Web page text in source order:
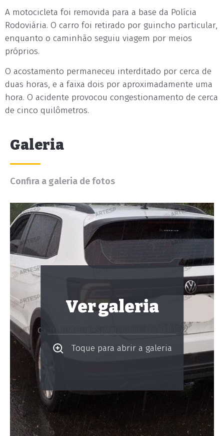
A motocicleta foi removida para a base da Polícia
Rodoviária. O carro foi retirado por guincho particular,
enquanto o caminhão seguiu viagem por meios
próprios.
O acostamento permaneceu interditado por cerca de
duas horas, e a faixa dois por aproximadamente uma
hora. O acidente provocou congestionamento de cerca
de cinco quilômetros.
Galeria
Confira a galeria de fotos
Ver galeria
Toque para abrir a galeria